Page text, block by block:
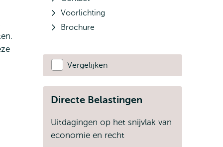
Voorlichting
Brochure
Vergelijken
Directe Belastingen
Uitdagingen op het snijvlak van
economie en recht